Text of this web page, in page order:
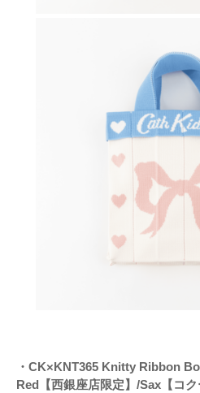
・CK×KNT365 Knitty Ribbon
Red【西銀座店限定】/Sax【コ